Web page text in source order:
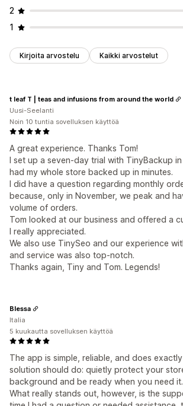
2
1
Kirjoita arvostelu Kaikki arvostelut
A great experience. Thanks Tom!
I set up a seven-day trial with TinyBackup
had my whole store backed up in minutes.
I did have a question regarding monthly
because, only in November, we peak and
volume of orders.
Tom looked at our business and offered a
I really appreciated.
We also use TinySeo and our experience
and service was also top-notch.
Thanks again, Tiny and Tom. Legends!
t leaf T | teas and infusions from around the world
Uusi-Seelanti
Noin 10 tuntia sovelluksen käyttöä
The app is simple, reliable, and does
solution should do: quietly protect your
background and be ready when you need it.
What really stands out, however, is the
Blessa
Italia
5 kuukautta sovelluksen käyttöä